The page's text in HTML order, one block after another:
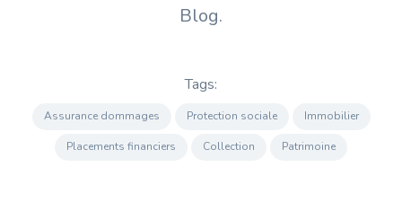
Blog.
Tags:
Assurance dommages Protection sociale Immobilier
Placements financiers Collection Patrimoine